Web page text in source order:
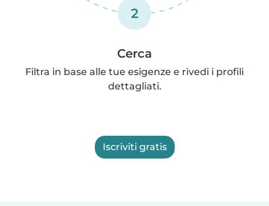
2
Cerca
Filtra in base alle tue esigenze e rivedi i profili
dettagliati.
Iscriviti gratis